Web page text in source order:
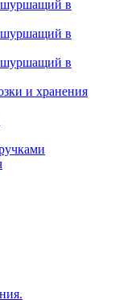
в
в
в
и хранения